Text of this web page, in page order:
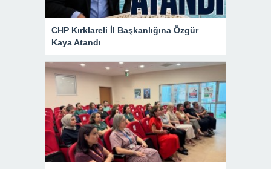
CHP Kırklareli İl Başkanlığına Özgür
Kaya Atandı